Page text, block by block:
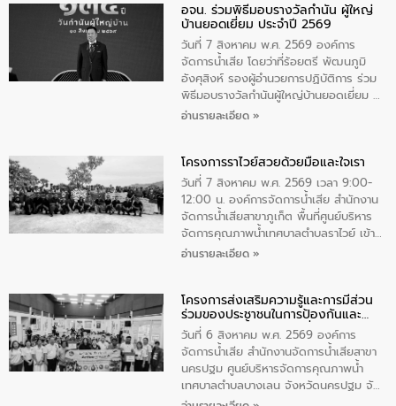
ทิพย์คำ รองผู้ว่าราชการจังหวัดมุกดาหาร
เป็นประธานในพิธี ณ เรือนจําชั่วคราวนาโสก
ตําบลนาโสก อําเภอเมืองมุกดาหาร จังหวัด
มุกดาหาร โดยในกิจกรรมได้ร่วมปลูกป่า และ
ทําความสะอาดภายในบริเวณ จัดกิจกรรม
เพื่อถวายเป็นพระราชกุศล สมเด็จพระนาง
เจ้าสิริกิติ์พระบรมราชินีนาถ พระบรมราช
อจน. ร่วมพิธีมอบรางวัลกำนัน ผู้ใหญ่
บ้านยอดเยี่ยม ประจำปี 2569
วันที่ 7 สิงหาคม พ.ศ. 2569 องค์การ
จัดการน้ำเสีย โดยว่าที่ร้อยตรี พัฒนภูมิ
อังศุสิงห์ รองผู้อำนวยการปฏิบัติการ ร่วม
พิธีมอบรางวัลกำนันผู้ใหญ่บ้านยอดเยี่ยม ณ
ทำเนียบรัฐบาล โดยมีนายอนุทิน ชาญวีรกูล
ทองคำและประกาศเกียรติคุณให้แก่ กำนัน
ผู้ใหญ่บ้านยอดเยี่ยม พร้อมกล่าวชื่นชม ให้
โอวาท และมอบนโยบาย
อ่านรายละเอียด »
โครงการราไวย์สวยด้วยมือและใจเรา
วันที่ 7 สิงหาคม พ.ศ. 2569 เวลา 9:00-
12:00 น. องค์การจัดการน้ำเสีย สำนักงาน
จัดการน้ำเสียสาขาภูเก็ต พื้นที่ศูนย์บริหาร
จัดการคุณภาพน้ำเทศบาลตำบลราไวย์ เข้า
ร่วมโครงการราไวย์สวยด้วยมือและใจเรา
ประชาชน ตัวแทนจากโรงแรมต่างๆ ในเขต
เทศบาลตำบลราไวย์ ศูนย์บริหารจัดการ
คุณภาพน้ำเทศบาลตำบลราไวย์ นำโดยนาย
น้อย แก้วเศษ ผู้จัดการสำนักงานจัดการน้ำ
เสียสาขาภูเก็ต พร้อมด้วยเจ้าหน้าที่ จำนวน
5 คน ร่วมทำกิจกรรม ทำความสะอาด
ชายหาดและแหล่งท่องเที่ยว ณ บริเวณ
อ่านรายละเอียด »
โครงการส่งเสริมความรู้และการมีส่วน
ร่วมของประชาชนในการป้องกันและ
แก้ไขปัญหาน้ำเสียอย่างยั่งยืน
วันที่ 6 สิงหาคม พ.ศ. 2569 องค์การ
จัดการน้ำเสีย สำนักงานจัดการน้ำเสียสาขา
นครปฐม ศูนย์บริหารจัดการคุณภาพน้ำ
เทศบาลตำบลบางเลน จังหวัดนครปฐม จัด
กิจกรรมภายใต้โครงการส่งเสริมความรู้และ